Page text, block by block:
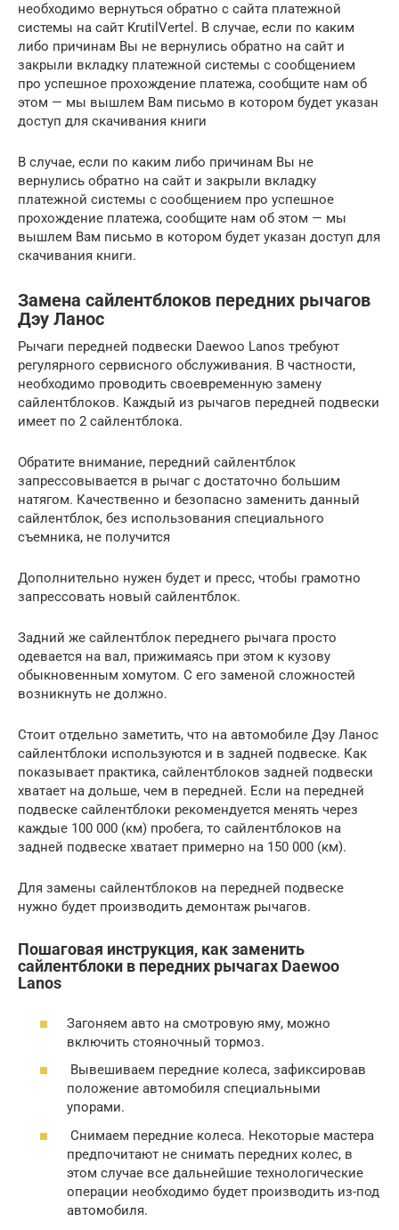
необходимо вернуться обратно с сайта платежной
системы на сайт KrutilVertel. В случае, если по каким
либо причинам Вы не вернулись обратно на сайт и
закрыли вкладку платежной системы с сообщением
про успешное прохождение платежа, сообщите нам об
этом — мы вышлем Вам письмо в котором будет указан
доступ для скачивания книги
В случае, если по каким либо причинам Вы не
вернулись обратно на сайт и закрыли вкладку
платежной системы с сообщением про успешное
прохождение платежа, сообщите нам об этом — мы
вышлем Вам письмо в котором будет указан доступ для
скачивания книги.
Замена сайлентблоков передних рычагов
Дэу Ланос
Рычаги передней подвески Daewoo Lanos требуют
регулярного сервисного обслуживания. В частности,
необходимо проводить своевременную замену
сайлентблоков. Каждый из рычагов передней подвески
имеет по 2 сайлентблока.
Обратите внимание, передний сайлентблок
запрессовывается в рычаг с достаточно большим
натягом. Качественно и безопасно заменить данный
сайлентблок, без использования специального
съемника, не получится
Дополнительно нужен будет и пресс, чтобы грамотно
запрессовать новый сайлентблок.
Задний же сайлентблок переднего рычага просто
одевается на вал, прижимаясь при этом к кузову
обыкновенным хомутом. С его заменой сложностей
возникнуть не должно.
Стоит отдельно заметить, что на автомобиле Дэу Ланос
сайлентблоки используются и в задней подвеске. Как
показывает практика, сайлентблоков задней подвески
хватает на дольше, чем в передней. Если на передней
подвеске сайлентблоки рекомендуется менять через
каждые 100 000 (км) пробега, то сайлентблоков на
задней подвеске хватает примерно на 150 000 (км).
Для замены сайлентблоков на передней подвеске
нужно будет производить демонтаж рычагов.
Пошаговая инструкция, как заменить
сайлентблоки в передних рычагах Daewoo
Lanos
Загоняем авто на смотровую яму, можно
включить стояночный тормоз.
Вывешиваем передние колеса, зафиксировав
положение автомобиля специальными
упорами.
Снимаем передние колеса. Некоторые мастера
предпочитают не снимать передних колес, в
этом случае все дальнейшие технологические
операции необходимо будет производить из-под
автомобиля.